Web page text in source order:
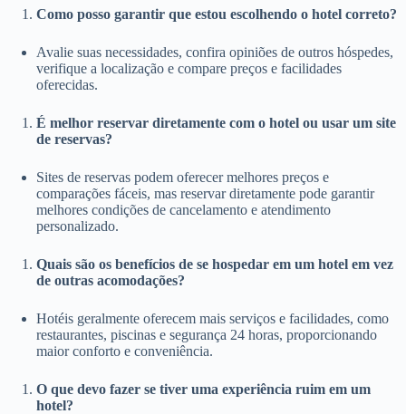
Como posso garantir que estou escolhendo o hotel correto?
Avalie suas necessidades, confira opiniões de outros hóspedes,
verifique a localização e compare preços e facilidades
oferecidas.
É melhor reservar diretamente com o hotel ou usar um site
de reservas?
Sites de reservas podem oferecer melhores preços e
comparações fáceis, mas reservar diretamente pode garantir
melhores condições de cancelamento e atendimento
personalizado.
Quais são os benefícios de se hospedar em um hotel em vez
de outras acomodações?
Hotéis geralmente oferecem mais serviços e facilidades, como
restaurantes, piscinas e segurança 24 horas, proporcionando
maior conforto e conveniência.
O que devo fazer se tiver uma experiência ruim em um
hotel?